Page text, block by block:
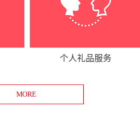
个人礼品服务
MORE